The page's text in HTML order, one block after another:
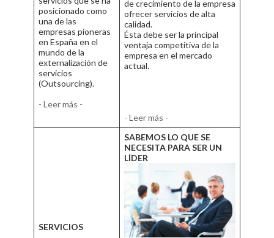
posicionado como
una de las
empresas pioneras
en España en el
mundo de la
externalización de
servicios
(Outsourcing).
- Leer más -
de crecimiento de la empresa
ofrecer servicios de alta
calidad.
Ésta debe ser la principal
ventaja competitiva de la
empresa en el mercado
actual.
- Leer más -
SERVICIOS
SABEMOS LO QUE SE
NECESITA PARA SER UN
LÍDER